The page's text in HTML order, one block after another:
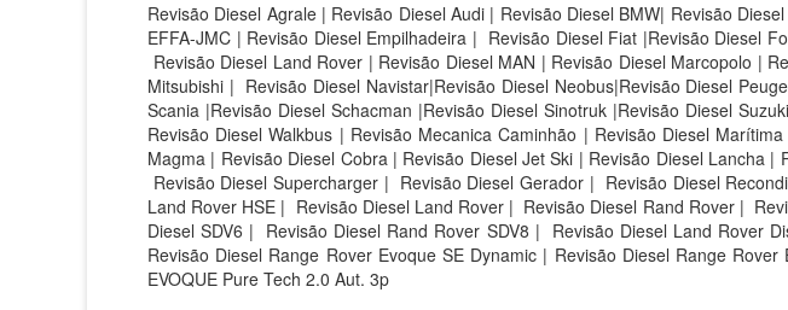
Revisão Diesel Agrale | Revisão Diesel Audi | Revisão Diesel BMW| Revisão
EFFA-JMC | Revisão Diesel Empilhadeira | Revisão Diesel Fiat |Revisão Diesel
Revisão Diesel Land Rover | Revisão Diesel MAN | Revisão Diesel Marcopolo |
Mitsubishi | Revisão Diesel Navistar|Revisão Diesel Neobus|Revisão Diesel
Scania |Revisão Diesel Schacman |Revisão Diesel Sinotruk |Revisão Diesel
Revisão Diesel Walkbus | Revisão Mecanica Caminhão | Revisão Diesel
Magma | Revisão Diesel Cobra | Revisão Diesel Jet Ski | Revisão Diesel Lancha
Revisão Diesel Supercharger | Revisão Diesel Gerador | Revisão Diesel
Land Rover HSE | Revisão Diesel Land Rover | Revisão Diesel Rand Rover |
Diesel SDV6 | Revisão Diesel Rand Rover SDV8 | Revisão Diesel Land Rover
Revisão Diesel Range Rover Evoque SE Dynamic | Revisão Diesel Range
EVOQUE Pure Tech 2.0 Aut. 3p